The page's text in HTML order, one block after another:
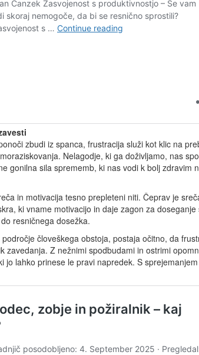
zbudi iz spanca, frustracija služi kot klic na
Nelagodje, ki ga doživljamo, nas
gonilna sila sprememb, ki nas vodi k bolj zdravim
in motivacija tesno prepleteni niti. Čeprav je
ki vname motivacijo in daje zagon za
resničnega dosežka.
človeškega obstoja, postaja očitno, da
zavedanja. Z nežnimi spodbudami in ostrimi
jo lahko prinese le pravi napredek. S